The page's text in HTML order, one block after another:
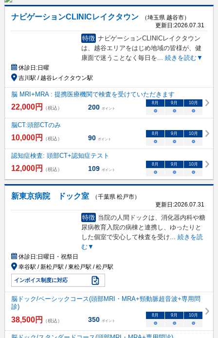
ナビゲーションCLINICレイクタウン
（埼玉県 越谷市）
更新日:2026.07.31
特徴 ナビゲーションCLINICレイクタウン
は、越谷エリアをはじめ地域の皆様が、健
康面で迷うことなく毎日を
続きを読む▼
休診日:日曜
吉川駅 / 越谷レイクタウン駅
脳 MRI+MRA : 提携医療機関で検査を受けていただきます
22,000円 （税込） 200 ポイント
8 月 9 月 10月
○ ○ ○
脳CT:頭部CTのみ
10,000円 （税込） 90 ポイント
8 月 9 月 10月
○ ○ ○
認知症検査: 頭部CT+認知症テスト
12,000円 （税込） 109 ポイント
8 月 9 月 10月
○ ○ ○
新東京病院 ドック室
（千葉県 松戸市）
更新日:2026.07.31
特徴 当院の人間ドックは、消化器内科や糖
尿病教育入院の病棟と連携し、ゆったりと
した個室で安心して検査を受け... 続きを読
む▼
休診日:日曜日・祝祭日
幸谷駅 / 新松戸駅 / 東松戸駅 / 松戸駅
インボイス制度に対応
脳ドック/ベーシックコース(頭部MRI・MRA+頸動脈超音波+専用問
診)
38,500円 （税込） 350 ポイント
8月 9月 10月
○ ○ ○